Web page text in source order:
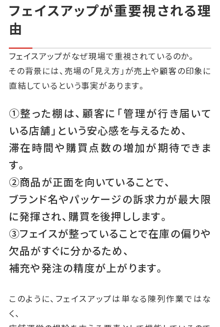
フェイスアップが重要視される理
由
フェイスアップがなぜ現場で重視されているのか。
その背景には、売場の「見え方」が売上や顧客の印象に
直結しているという事実があります。
①整った棚は、顧客に「管理が行き届いて
いる店舗」という安心感を与えるため、
滞在時間や購買点数の増加が期待できま
す。
②商品が正面を向いていることで、
ブランド名やパッケージの訴求力が最大限
に発揮され、購買を後押しします。
③フェイスが整っていることで在庫の偏りや
欠品がすぐに分かるため、
補充や発注の精度が上がります。
このように、フェイスアップは単なる陳列作業ではな
く、